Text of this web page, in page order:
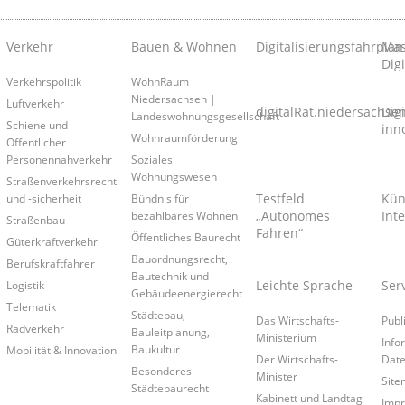
Verkehr
Verkehrspolitik
Luftverkehr
Schiene und
Öffentlicher
Personennahverkehr
Straßenverkehrsrecht
und -sicherheit
Straßenbau
Güterkraftverkehr
Berufskraftfahrer
Logistik
Telematik
Radverkehr
Mobilität & Innovation
Bauen & Wohnen
WohnRaum
Niedersachsen |
Landeswohnungsgesellschaft
Wohnraumförderung
Soziales
Wohnungswesen
Bündnis für
bezahlbares Wohnen
Öffentliches Baurecht
Bauordnungsrecht,
Bautechnik und
Gebäudeenergierecht
Städtebau,
Bauleitplanung,
Baukultur
Besonderes
Städtebaurecht
Digitalisierungsfahrplan
Testfeld
„Autonomes
Fahren“
Leichte Sprache
Das Wirtschafts-
Ministerium
Der Wirtschafts-
Minister
Kabinett und Landtag